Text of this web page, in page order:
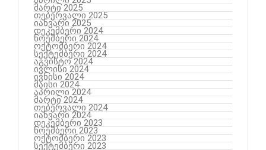
მარტი 2025
თებერვალი 2025
იანვარი 2025
დეკემბერი 2024
ნოემბერი 2024
ოქტომბერი 2024
სექტემბერი 2024
აგვისტო 2024
ივლისი 2024
ივნისი 2024
მაისი 2024
აპრილი 2024
მარტი 2024
თებერვალი 2024
იანვარი 2024
დეკემბერი 2023
ნოემბერი 2023
ოქტომბერი 2023
სექტემბერი 2023